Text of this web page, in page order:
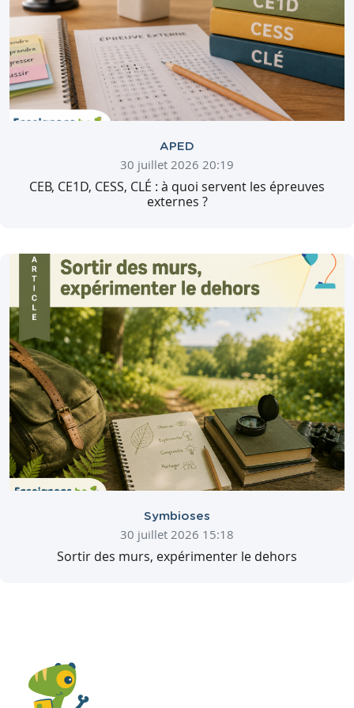
APED
30 juillet 2026 20:19
CEB, CE1D, CESS, CLÉ : à quoi servent les épreuves
externes ?
Symbioses
30 juillet 2026 15:18
Sortir des murs, expérimenter le dehors